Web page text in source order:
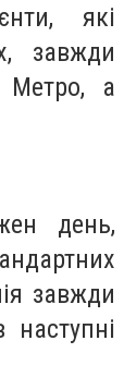
які
завжди
Метро, а
день,
завжди